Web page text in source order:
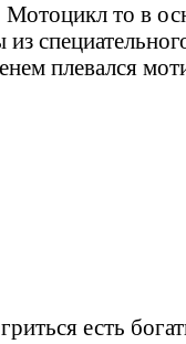
то в
плевался
есть